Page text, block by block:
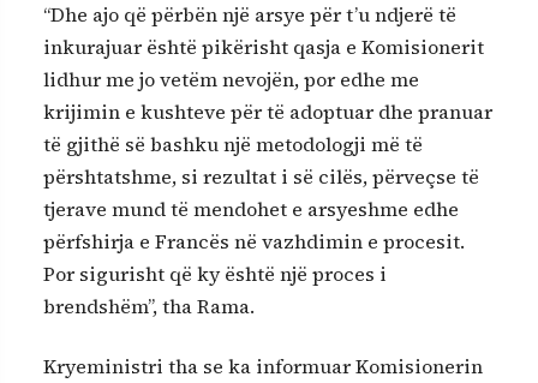
“Dhe ajo që përbën një arsye për t’u ndjerë të
inkurajuar është pikërisht qasja e Komisionerit
lidhur me jo vetëm nevojën, por edhe me
krijimin e kushteve për të adoptuar dhe pranuar
të gjithë së bashku një metodologji më të
përshtatshme, si rezultat i së cilës, përveçse të
tjerave mund të mendohet e arsyeshme edhe
përfshirja e Francës në vazhdimin e procesit.
Por sigurisht që ky është një proces i
brendshëm”, tha Rama.
Kryeministri tha se ka informuar Komisionerin